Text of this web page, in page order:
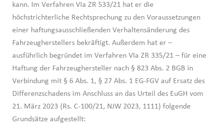
kann. Im Verfahren VIa ZR 533/21 hat er die
höchstrichterliche Rechtsprechung zu den Voraussetzungen
einer haftungsausschließenden Verhaltensänderung des
Fahrzeugherstellers bekräftigt. Außerdem hat er –
ausführlich begründet im Verfahren VIa ZR 335/21 – für eine
Haftung der Fahrzeughersteller nach § 823 Abs. 2 BGB in
Verbindung mit § 6 Abs. 1, § 27 Abs. 1 EG-FGV auf Ersatz des
Differenzschadens im Anschluss an das Urteil des EuGH vom
21. März 2023 (Rs. C-100/21, NJW 2023, 1111) folgende
Grundsätze aufgestellt: